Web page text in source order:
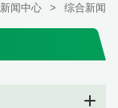
新闻中心 > 综合新闻